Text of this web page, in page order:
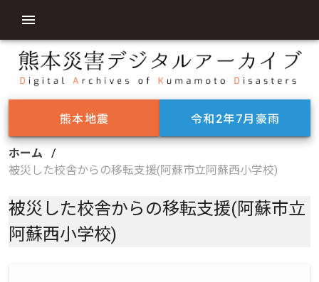
熊本地震 令和2年7月豪雨
ホーム
/
被災した校舎からの移転支援(阿蘇市立阿蘇西小学校)
被災した校舎からの移転支援(阿蘇市立
阿蘇西小学校)